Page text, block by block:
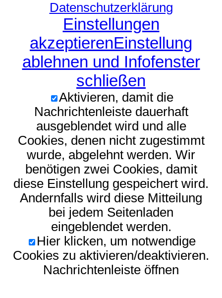
Datenschutzerklärung
Einstellungen
akzeptierenEinstellung
ablehnen und Infofenster
schließen
Aktivieren, damit die
Nachrichtenleiste dauerhaft
ausgeblendet wird und alle
Cookies, denen nicht zugestimmt
wurde, abgelehnt werden. Wir
benötigen zwei Cookies, damit
diese Einstellung gespeichert wird.
Andernfalls wird diese Mitteilung
bei jedem Seitenladen
eingeblendet werden.
Hier klicken, um notwendige
Cookies zu aktivieren/deaktivieren.
Nachrichtenleiste öffnen